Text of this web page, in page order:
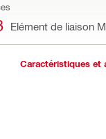
Elément de liaison
Caractéristiques et